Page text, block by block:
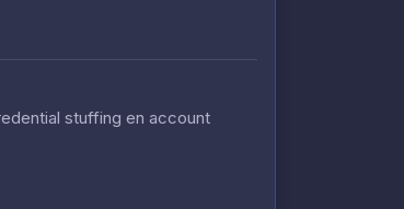
stuffing en account